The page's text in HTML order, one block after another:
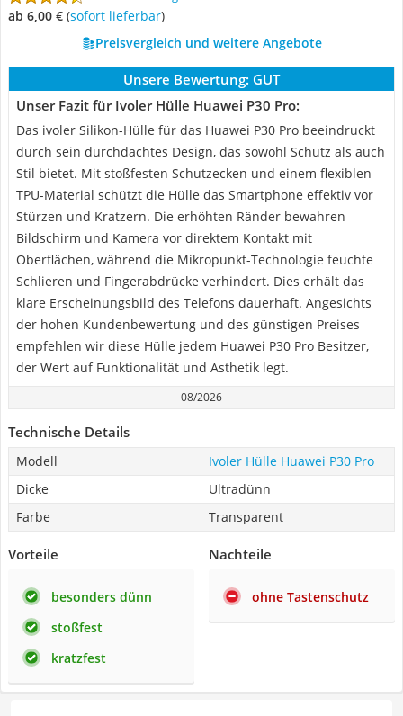
ab 6,00 € ( Sofort lieferbar)
Preisvergleich und weitere Angebote
Unsere Bewertung: GUT
Unser Fazit für Ivoler Hülle Huawei P30 Pro:
Das ivoler Silikon-Hülle für das Huawei P30 Pro beeindruckt
durch sein durchdachtes Design, das sowohl Schutz als auch
Stil bietet. Mit stoßfesten Schutzecken und einem flexiblen
TPU-Material schützt die Hülle das Smartphone effektiv vor
Stürzen und Kratzern. Die erhöhten Ränder bewahren
Bildschirm und Kamera vor direktem Kontakt mit
Oberflächen, während die Mikropunkt-Technologie feuchte
Schlieren und Fingerabdrücke verhindert. Dies erhält das
klare Erscheinungsbild des Telefons dauerhaft. Angesichts
der hohen Kundenbewertung und des günstigen Preises
empfehlen wir diese Hülle jedem Huawei P30 Pro Besitzer,
der Wert auf Funktionalität und Ästhetik legt.
08/2026
Technische Details
Modell
Ivoler Hülle Huawei P30 Pro
Dicke
Ultradünn
Farbe
Transparent
Vorteile
besonders dünn
stoßfest
kratzfest
Nachteile
ohne Tastenschutz